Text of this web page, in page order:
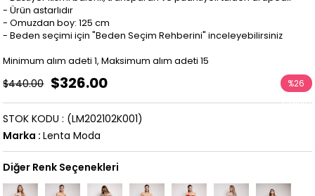
- Ürün astarlıdır
- Omuzdan boy: 125 cm
- Beden seçimi için "Beden Seçim Rehberini" inceleyebilirsiniz
Minimum alım adeti 1, Maksimum alım adeti 15
$440.00 $326.00 %26
İndirim
(LM202102K001)
STOK KODU
Marka : Lenta Moda
Diğer Renk Seçenekleri